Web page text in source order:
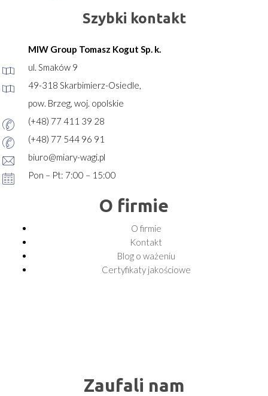
Szybki kontakt
MIW Group Tomasz Kogut Sp. k.
ul. Smaków 9
49-318 Skarbimierz-Osiedle,
pow. Brzeg, woj. opolskie
(+48) 77 411 39 28
(+48) 77 544 96 91
biuro@miary-wagi.pl
Pon – Pt: 7:00 – 15:00
O firmie
O firmie
Kontakt
Blog o ważeniu
Certyfikaty jakościowe
Zaufali nam